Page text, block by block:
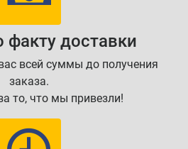
факту доставки
всей суммы до получения
заказа.
то, что мы привезли!